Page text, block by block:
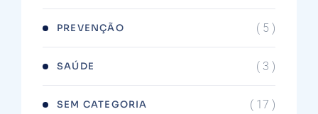
PREVENÇÃO ( 5 )
SAÚDE ( 3 )
SEM CATEGORIA ( 17 )